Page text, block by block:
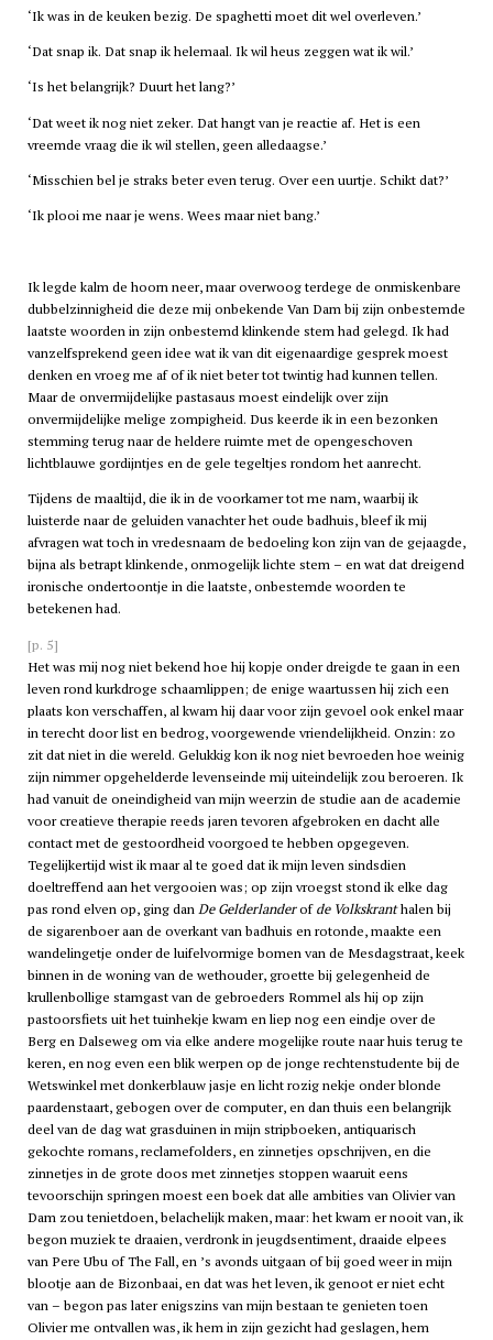
‘Ik was in de keuken bezig. De spaghetti moet dit wel overleven.’
‘Dat snap ik. Dat snap ik helemaal. Ik wil heus zeggen wat ik wil.’
‘Is het belangrijk? Duurt het lang?’
‘Dat weet ik nog niet zeker. Dat hangt van je reactie af. Het is een
vreemde vraag die ik wil stellen, geen alledaagse.’
‘Misschien bel je straks beter even terug. Over een uurtje. Schikt dat?’
‘Ik plooi me naar je wens. Wees maar niet bang.’
Ik legde kalm de hoorn neer, maar overwoog terdege de onmiskenbare
dubbelzinnigheid die deze mij onbekende Van Dam bij zijn onbestemde
laatste woorden in zijn onbestemd klinkende stem had gelegd. Ik had
vanzelfsprekend geen idee wat ik van dit eigenaardige gesprek moest
denken en vroeg me af of ik niet beter tot twintig had kunnen tellen.
Maar de onvermijdelijke pastasaus moest eindelijk over zijn
onvermijdelijke melige zompigheid. Dus keerde ik in een bezonken
stemming terug naar de heldere ruimte met de opengeschoven
lichtblauwe gordijntjes en de gele tegeltjes rondom het aanrecht.
Tijdens de maaltijd, die ik in de voorkamer tot me nam, waarbij ik
luisterde naar de geluiden vanachter het oude badhuis, bleef ik mij
afvragen wat toch in vredesnaam de bedoeling kon zijn van de gejaagde,
bijna als betrapt klinkende, onmogelijk lichte stem – en wat dat dreigend
ironische ondertoontje in die laatste, onbestemde woorden te
betekenen had.
[p. 5]
Het was mij nog niet bekend hoe hij kopje onder dreigde te gaan in een
leven rond kurkdroge schaamlippen; de enige waartussen hij zich een
plaats kon verschaffen, al kwam hij daar voor zijn gevoel ook enkel maar
in terecht door list en bedrog, voorgewende vriendelijkheid. Onzin: zo
zit dat niet in die wereld. Gelukkig kon ik nog niet bevroeden hoe weinig
zijn nimmer opgehelderde levenseinde mij uiteindelijk zou beroeren. Ik
had vanuit de oneindigheid van mijn weerzin de studie aan de academie
voor creatieve therapie reeds jaren tevoren afgebroken en dacht alle
contact met de gestoordheid voorgoed te hebben opgegeven.
Tegelijkertijd wist ik maar al te goed dat ik mijn leven sindsdien
doeltreffend aan het vergooien was; op zijn vroegst stond ik elke dag
pas rond elven op, ging danDe Gelderlanderofde Volkskranthalen bij
de sigarenboer aan de overkant van badhuis en rotonde, maakte een
wandelingetje onder de luifelvormige bomen van de Mesdagstraat, keek
binnen in de woning van de wethouder, groette bij gelegenheid de
krullenbollige stamgast van de gebroeders Rommel als hij op zijn
pastoorsfiets uit het tuinhekje kwam en liep nog een eindje over de
Berg en Dalseweg om via elke andere mogelijke route naar huis terug te
keren, en nog even een blik werpen op de jonge rechtenstudente bij de
Wetswinkel met donkerblauw jasje en licht rozig nekje onder blonde
paardenstaart, gebogen over de computer, en dan thuis een belangrijk
deel van de dag wat grasduinen in mijn stripboeken, antiquarisch
gekochte romans, reclamefolders, en zinnetjes opschrijven, en die
zinnetjes in de grote doos met zinnetjes stoppen waaruit eens
tevoorschijn springen moest een boek dat alle ambities van Olivier van
Dam zou tenietdoen, belachelijk maken, maar: het kwam er nooit van, ik
begon muziek te draaien, verdronk in jeugdsentiment, draaide elpees
van Pere Ubu of The Fall, en ’s avonds uitgaan of bij goed weer in mijn
blootje aan de Bizonbaai, en dat was het leven, ik genoot er niet echt
van – begon pas later enigszins van mijn bestaan te genieten toen
Olivier me ontvallen was, ik hem in zijn gezicht had geslagen, hem